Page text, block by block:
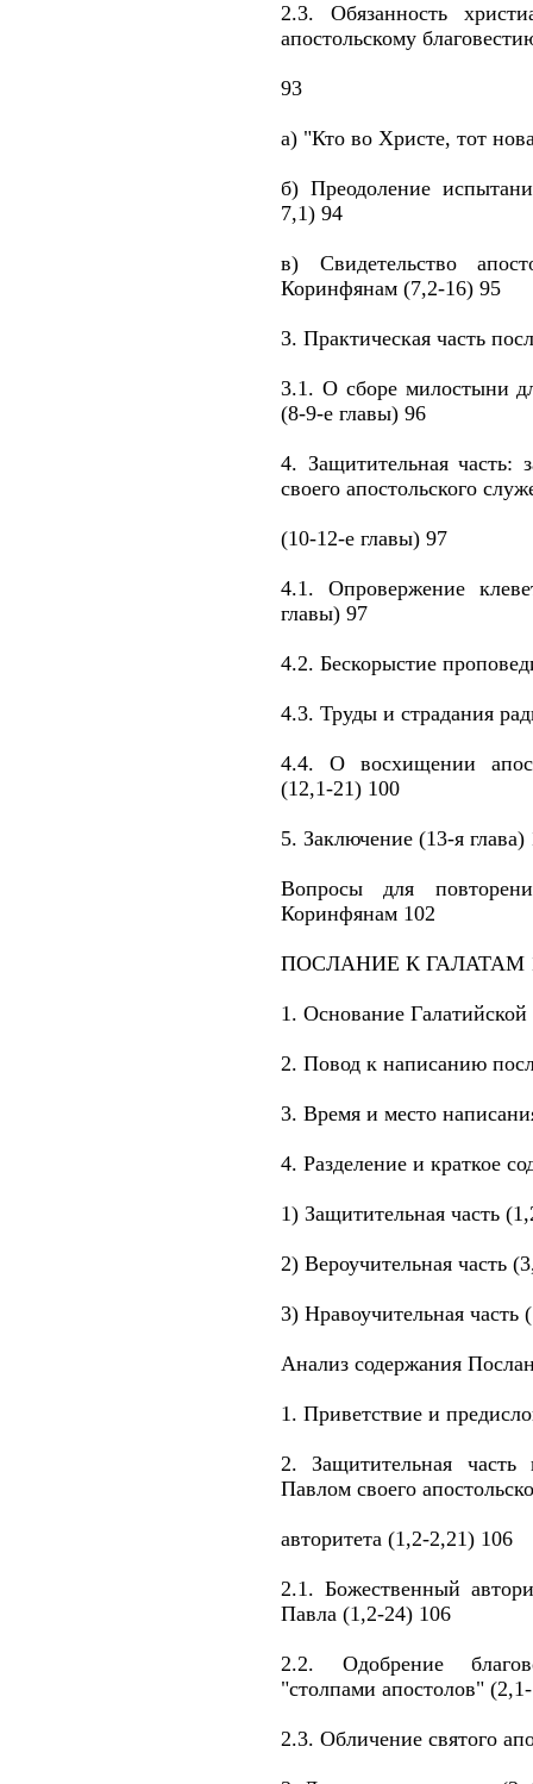
2.3. Обязанность
апостольскому
93
а) "Кто во Христе, тот
б) Преодоление
7,1) 94
в) Свидетельство
Коринфянам (7,2-16) 95
3. Практическая часть
3.1. О сборе милостыни
(8-9-е главы) 96
4. Защитительная часть:
своего апостольского
(10-12-е главы) 97
4.1. Опровержение
главы) 97
4.2. Бескорыстие
4.3. Труды и страдания
4.4. О восхищении
(12,1-21) 100
5. Заключение (13-я глава)
Вопросы для
Коринфянам 102
ПОСЛАНИЕ К ГАЛАТАМ
1. Основание
2. Повод к написанию
3. Время и место
4. Разделение и краткое
1) Защитительная часть
2) Вероучительная часть
3) Нравоучительная часть
Анализ содержания
1. Приветствие и
2. Защитительная часть
Павлом своего
авторитета (1,2-2,21) 106
2.1. Божественный
Павла (1,2-24) 106
2.2. Одобрение
"столпами апостолов"
2.3. Обличение святого